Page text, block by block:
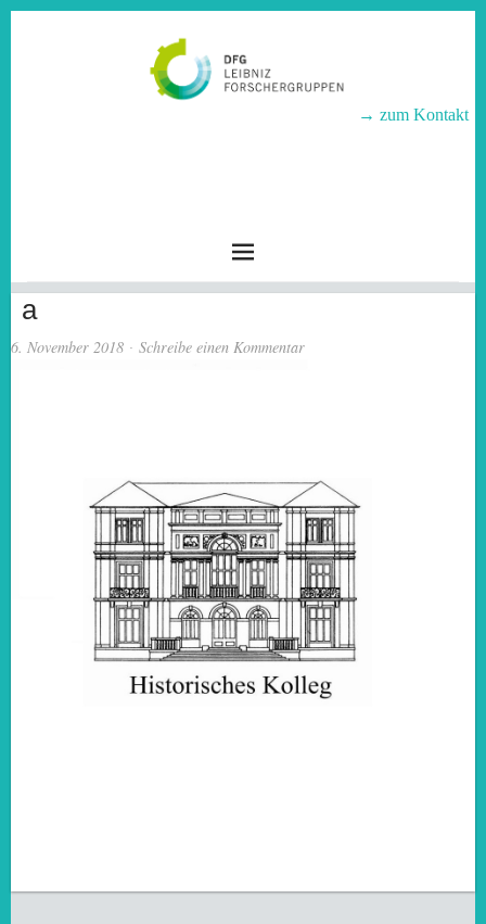
→ zum Kontakt
a
6. November 2018 Schreibe einen Kommentar